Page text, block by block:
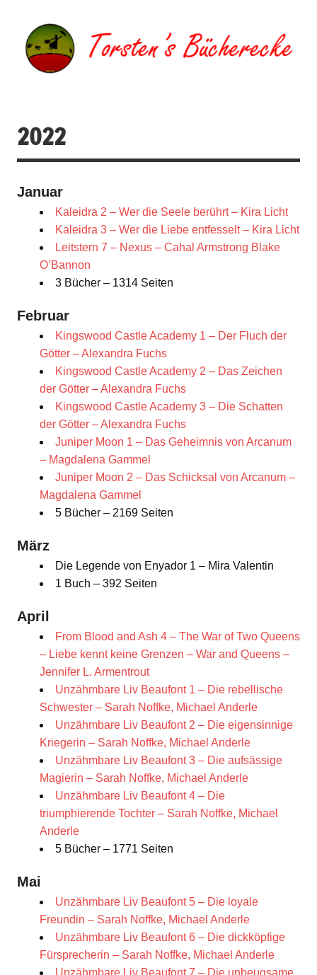
springen
2022
Januar
Kaleidra 2 – Wer die Seele berührt – Kira Licht
Kaleidra 3 – Wer die Liebe entfesselt – Kira Licht
Leitstern 7 – Nexus – Cahal Armstrong Blake
O’Bannon
3 Bücher – 1314 Seiten
Februar
Kingswood Castle Academy 1 – Der Fluch der
Götter – Alexandra Fuchs
Kingswood Castle Academy 2 – Das Zeichen
der Götter – Alexandra Fuchs
Kingswood Castle Academy 3 – Die Schatten
der Götter – Alexandra Fuchs
Juniper Moon 1 – Das Geheimnis von Arcanum
– Magdalena Gammel
Juniper Moon 2 – Das Schicksal von Arcanum –
Magdalena Gammel
5 Bücher – 2169 Seiten
März
Die Legende von Enyador 1 – Mira Valentin
1 Buch – 392 Seiten
April
From Blood and Ash 4 – The War of Two Queens
– Liebe kennt keine Grenzen – War and Queens –
Jennifer L. Armentrout
Unzähmbare Liv Beaufont 1 – Die rebellische
Schwester – Sarah Noffke, Michael Anderle
Unzähmbare Liv Beaufont 2 – Die eigensinnige
Kriegerin – Sarah Noffke, Michael Anderle
Unzähmbare Liv Beaufont 3 – Die aufsässige
Magierin – Sarah Noffke, Michael Anderle
Unzähmbare Liv Beaufont 4 – Die
triumphierende Tochter – Sarah Noffke, Michael
Anderle
5 Bücher – 1771 Seiten
Mai
Unzähmbare Liv Beaufont 5 – Die loyale
Freundin – Sarah Noffke, Michael Anderle
Unzähmbare Liv Beaufont 6 – Die dickköpfige
Fürsprecherin – Sarah Noffke, Michael Anderle